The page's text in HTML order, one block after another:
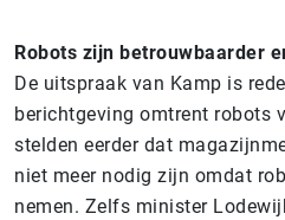
Robots zijn betrouwbaarder
De uitspraak van Kamp is
berichtgeving omtrent robots
stelden eerder dat
niet meer nodig zijn omdat
nemen. Zelfs minister